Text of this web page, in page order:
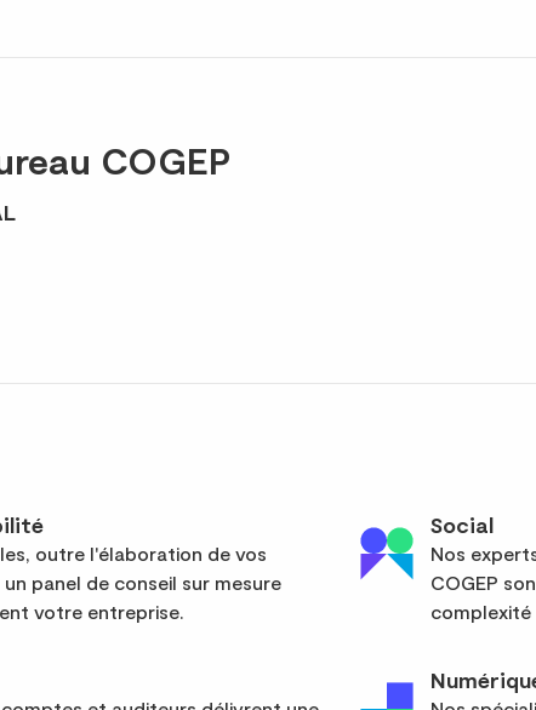
COGEP
outre l'élaboration de vos
panel de conseil sur mesure
votre entreprise.
Social
Nos
COGEP